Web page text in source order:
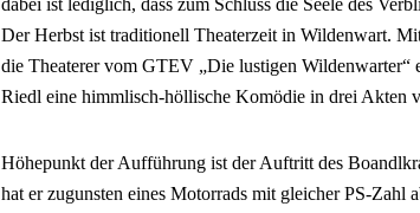
dabei ist lediglich, dass zum Schluss die Seele des
Der Herbst ist traditionell Theaterzeit in Wildenwart. Mit
die Theaterer vom GTEV „Die lustigen Wildenwarter“
Riedl eine himmlisch-höllische Komödie in drei Akten
Höhepunkt der Aufführung ist der Auftritt des
hat er zugunsten eines Motorrads mit gleicher PS-Zahl